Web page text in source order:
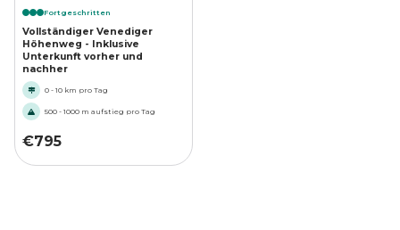
Fortgeschritten
Vollständiger Venediger
Höhenweg - Inklusive
Unterkunft vorher und
nachher
0 - 10 km pro Tag
500 - 1000 m aufstieg pro Tag
€795